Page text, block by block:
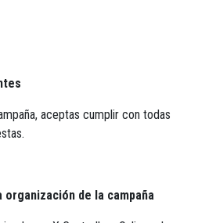
aceptas cumplir con todas
organización de la campaña